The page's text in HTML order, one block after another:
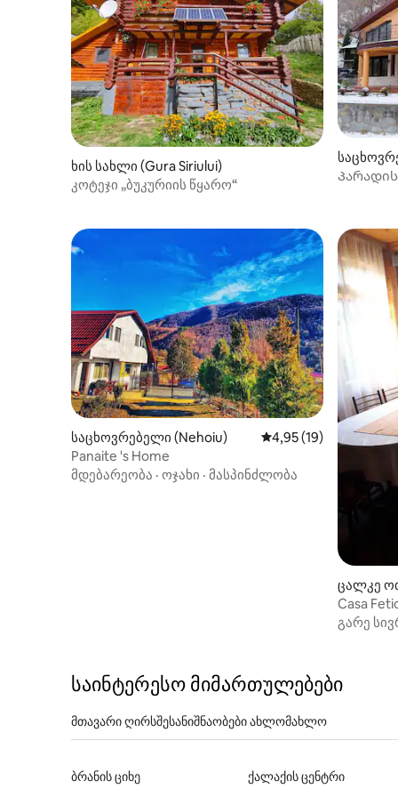
ხის სახლი (Gura Siriului)
კოტეჯი „ბუკურიის წყარო“
საცხოვრებელი (Nehoiu) საშუალო შეფასებაა
4,95 (19)
Panaite 's Home
მდებარეობა · ოჯახი · მასპინძლობა
ცალკე
Casa
გარე
საინტერესო მიმართულებები
მთავარი ღირსშესანიშნაობები ახლომახლო
ბრანის ციხე ქალაქის ცენტრი